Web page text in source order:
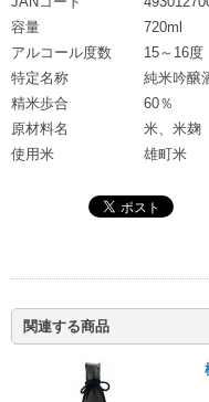
容量
720ml
アルコール度数
15～16度
特定名称
純米吟醸
精米歩合
60％
原材料名
米、米麹
使用米
雄町米
関連する商品